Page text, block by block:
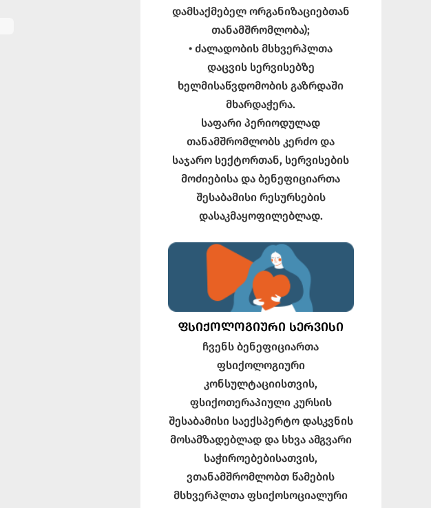
დამსაქმებელ ორგანიზაციებთან
თანამშრომლობა);
• ძალადობის მსხვერპლთა
დაცვის სერვისებზე
ხელმისაწვდომობის გაზრდაში
მხარდაჭერა.
საფარი პერიოდულად
თანამშრომლობს კერძო და
საჯარო სექტორთან, სერვისების
მოძიებისა და ბენეფიციართა
შესაბამისი რესურსების
დასაკმაყოფილებლად.
ᲤᲡᲘᲥᲝᲚᲝᲒᲘᲣᲠᲘ ᲡᲔᲠᲕᲘᲡᲘ
ჩვენს ბენეფიციართა
ფსიქოლოგიური
კონსულტაციისთვის,
ფსიქოთერაპიული კურსის
შესაბამისი საექსპერტო დასკვნის
მოსამზადებლად და სხვა ამგვარი
საჭიროებებისათვის,
ვთანამშრომლობთ წამების
მსხვერპლთა ფსიქოსოციალური